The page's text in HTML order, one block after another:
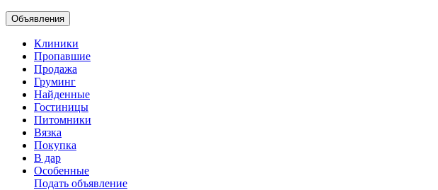
Объявления
Клиники
Пропавшие
Продажа
Груминг
Найденные
Гостиницы
Питомники
Вязка
Покупка
В дар
Особенные
Подать объявление